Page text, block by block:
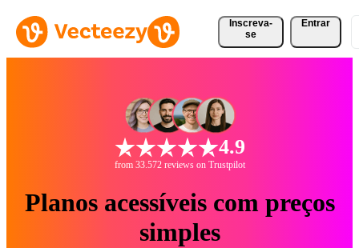
Inscreva-
se
Entrar
4.9
from 33.572 reviews on Trustpilot
Planos acessíveis com preços
simples